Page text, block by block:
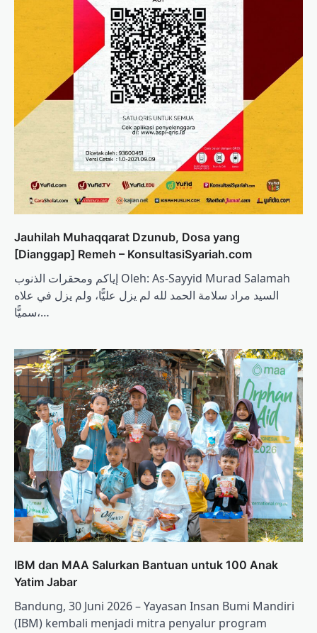
Jauhilah Muhaqqarat Dzunub, Dosa yang
[Dianggap] Remeh – KonsultasiSyariah.com
إياكم ومحقرات الذنوب Oleh: As-Sayyid Murad Salamah
السيد مراد سلامة الحمد لله لم يزل عليًّا، ولم يزل في علاه
سميًّا،…
IBM dan MAA Salurkan Bantuan untuk 100 Anak
Yatim Jabar
Bandung, 30 Juni 2026 – Yayasan Insan Bumi Mandiri
(IBM) kembali menjadi mitra penyalur program